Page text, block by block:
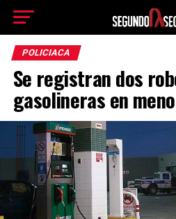
POLICIACA
Se registran dos
gasolineras en